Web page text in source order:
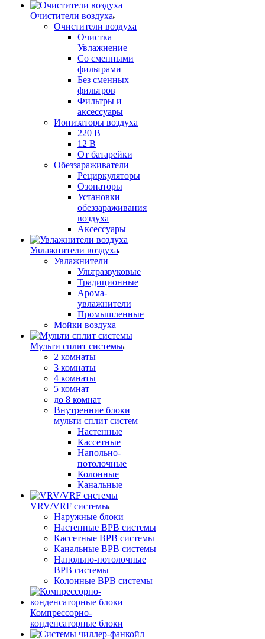
Очистители воздуха
Очистители воздуха
Очистка +
Увлажнение
Cо сменными
фильтрами
Без сменных
фильтров
Фильтры и
аксессуары
Ионизаторы воздуха
220 В
12 В
От батарейки
Обеззараживатели
Рециркуляторы
Озонаторы
Установки
обеззараживания
воздуха
Аксессуары
Увлажнители воздуха
Увлажнители
Ультразвуковые
Традиционные
Арома-
увлажнители
Промышленные
Мойки воздуха
Мульти сплит системы
2 комнаты
3 комнаты
4 комнаты
5 комнат
до 8 комнат
Внутренние блоки
мульти сплит систем
Настенные
Кассетные
Напольно-
потолочные
Колонные
Канальные
VRV/VRF системы
Наружные блоки
Настенные ВРВ системы
Кассетные ВРВ системы
Канальные ВРВ системы
Напольно-потолочные
ВРВ системы
Колонные ВРВ системы
Компрессорно-
конденсаторные блоки